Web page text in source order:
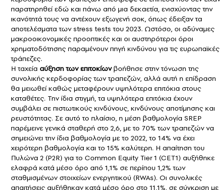
παρατηρηθεί εδώ και πάνω από μια δεκαετία, ενισχύοντας την
ικανότητά τους να αντέχουν εξωγενή σοκ, όπως έδειξαν τα
αποτελέσματα των stress tests του 2023. Ωστόσο, οι αδύναμες
μακροοικονομικές προοπτικές και οι αυστηρότεροι όροι
χρηματοδότησης παραμένουν πηγή κινδύνου για τις ευρωπαϊκές
τράπεζες.
Η ταχεία αύξηση των επιτοκίωνβοήθησε στην τόνωση της
συνολικής κερδοφορίας των τραπεζών, αλλά αυτή η επίδραση
θα μειωθεί καθώς μεταφέρουν υψηλότερα επιτόκια στους
καταθέτες. Την ίδια στιγμή, τα υψηλότερα επιτόκια έχουν
συμβάλει σε πιστωτικούς κινδύνους, κινδύνους αποτίμησης και
ρευστότητας. Σε αυτό το πλαίσιο, η μέση βαθμολογία SREP
παρέμεινε γενικά σταθερή στο 2,6, με το 70% των τραπεζών να
σημειώνει την ίδια βαθμολογία με το 2022, το 14% να έχει
χειρότερη βαθμολογία και το 15% καλύτερη. Η απαίτηση του
Πυλώνα 2 (P2R) για το Common Equity Tier 1 (CET1) αυξήθηκε
ελαφρά κατά μέσο όρο από 1,1% σε περίπου 1,2% των
σταθμισμένων στοιχείων ενεργητικού (RWAs). Οι συνολικές
απαιτήσεις αυξήθηκαν κατά μέσο όρο στο 11,1%, σε σύγκριση με